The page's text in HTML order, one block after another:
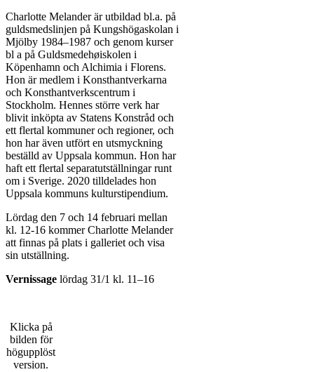
Charlotte Melander är utbildad bl.a. på
guldsmedslinjen på Kungshögaskolan i
Mjölby 1984–1987 och genom kurser
bl a på Guldsmedehøiskolen i
Köpenhamn och Alchimia i Florens.
Hon är medlem i Konsthantverkarna
och Konsthantverkscentrum i
Stockholm. Hennes större verk har
blivit inköpta av Statens Konstråd och
ett flertal kommuner och regioner, och
hon har även utfört en utsmyckning
beställd av Uppsala kommun. Hon har
haft ett flertal separatutställningar runt
om i Sverige. 2020 tilldelades hon
Uppsala kommuns kulturstipendium.
Lördag den 7 och 14 februari mellan
kl. 12-16 kommer Charlotte Melander
att finnas på plats i galleriet och visa
sin utställning.
Vernissage lördag 31/1 kl. 11–16
Klicka på
bilden för
högupplöst
version.